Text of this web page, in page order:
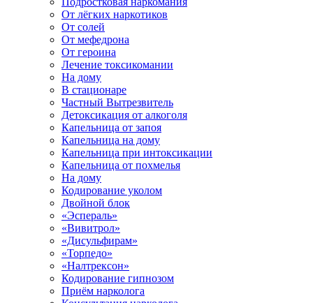
От лёгких наркотиков
От солей
От мефедрона
От героина
Лечение токсикомании
На дому
В стационаре
Частный Вытрезвитель
Детоксикация от алкоголя
Капельница от запоя
Капельница на дому
Капельница при интоксикации
Капельница от похмелья
На дому
Кодирование уколом
Двойной блок
«Эспераль»
«Вивитрол»
«Дисульфирам»
«Торпедо»
«Налтрексон»
Кодирование гипнозом
Приём нарколога